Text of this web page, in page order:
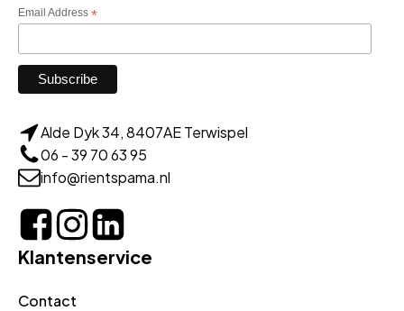
Email Address *
Alde Dyk 34, 8407AE Terwispel
06 - 39 70 63 95
info@rientspama.nl
Klantenservice
Contact